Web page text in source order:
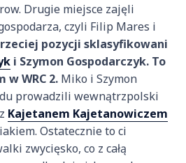
Drugie miejsce zajęli
czyli Filip Mares i
pozycji sklasyfikowani
i Szymon Gospodarczyk. To
WRC 2. Miko i Szymon
prowadzili wewnątrzpolski
Kajetanem Kajetanowiczem
Ostatecznie to ci
zwycięsko, co z całą